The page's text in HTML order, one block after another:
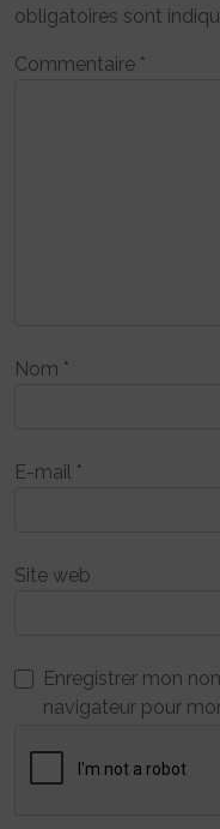
obligatoires sont
Commentaire *
Nom *
E-mail *
Site web
Enregistrer mon
navigateur pour